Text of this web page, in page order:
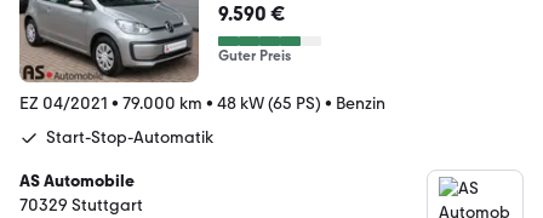
*PDC
9.590 €
Guter Preis
EZ 04/2021 • 79.000 km • 48 kW (65 PS) • Benzin
Start-Stop-Automatik
AS Automobile
70329 Stuttgart